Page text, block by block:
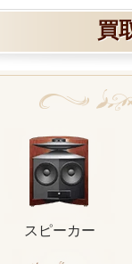
買
スピーカー